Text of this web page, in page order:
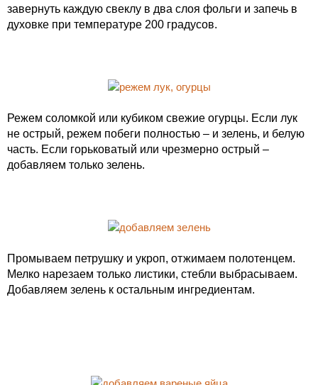
завернуть каждую свеклу в два слоя фольги и запечь в
духовке при температуре 200 градусов.
Режем соломкой или кубиком свежие огурцы. Если лук
не острый, режем побеги полностью – и зелень, и белую
часть. Если горьковатый или чрезмерно острый –
добавляем только зелень.
Промываем петрушку и укроп, отжимаем полотенцем.
Мелко нарезаем только листики, стебли выбрасываем.
Добавляем зелень к остальным ингредиентам.